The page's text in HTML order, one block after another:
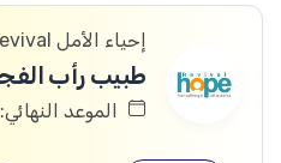
إحياء الأمل Hope Revival
الموعد النهائي: 10/08/2026